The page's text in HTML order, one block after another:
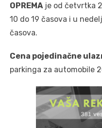
OPREMA je od četvrtka
10 do 19 časova i u
časova.
Cena pojedinačne
parkinga za automobile